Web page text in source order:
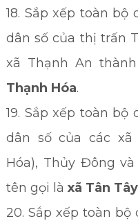
18. Sắp xếp toàn
dân số của thị trấn
xã Thạnh An
Thạnh Hóa.
19. Sắp xếp toàn
dân số của các xã
Hóa), Thủy Đông
tên gọi là xã Tân Tây
20. Sắp xếp toàn